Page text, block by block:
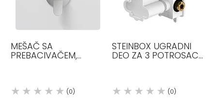
MEŠAČ SA
PREBACIVAČEM,
(0)
STEINBOX UGRADNI
DEO ZA 3 POTROSACA
(0)